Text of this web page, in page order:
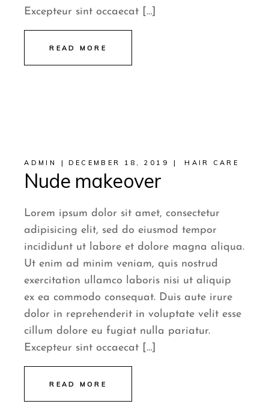
Excepteur sint occaecat […]
READ MORE
ADMIN DECEMBER 18, 2019 HAIR CARE
Nude makeover
Lorem ipsum dolor sit amet, consectetur
adipisicing elit, sed do eiusmod tempor
incididunt ut labore et dolore magna aliqua.
Ut enim ad minim veniam, quis nostrud
exercitation ullamco laboris nisi ut aliquip
ex ea commodo consequat. Duis aute irure
dolor in reprehenderit in voluptate velit esse
cillum dolore eu fugiat nulla pariatur.
Excepteur sint occaecat […]
READ MORE